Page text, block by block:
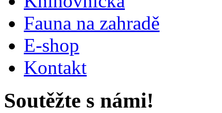
Fauna na zahradě
E-shop
Kontakt
Soutěžte s námi!